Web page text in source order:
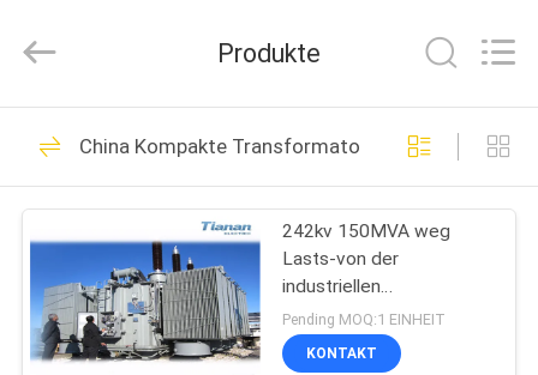
HAUS
PRODUKTE
VR
SHOW
(Group)
Co.,Ltd..
Reserved.
Kompakte
Transformator-
Nebenstelle
81
Produkte
China Kompakte Transformator-Nebenstelle
242kv 150MVA weg
Lasts-von der
industriellen
ölgeschützten
kompakten
Transformator-
Pending MOQ:1 EINHEIT
KONTAKT